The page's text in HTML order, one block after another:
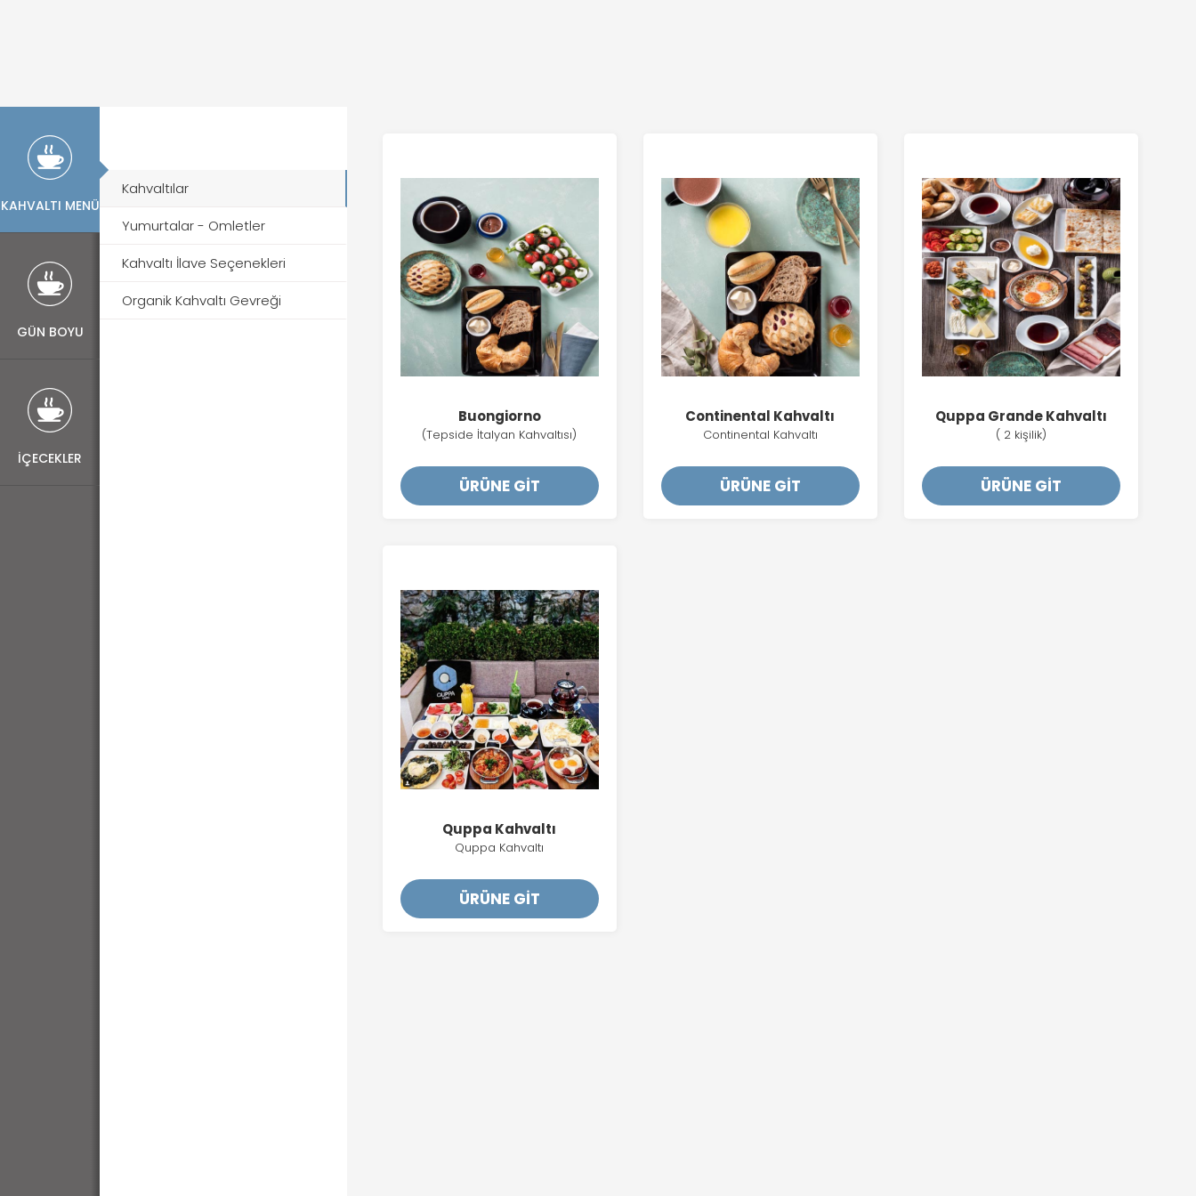
KAHVALTI MENÜ
Kahvaltılar
Yumurtalar - Omletler
Kahvaltı İlave Seçenekleri
Organik Kahvaltı Gevreği
GÜN BOYU
İÇECEKLER
Buongiorno
(Tepside İtalyan Kahvaltısı)
ÜRÜNE GİT
Continental Kahvaltı
Continental Kahvaltı
ÜRÜNE GİT
Quppa Grande Kahvaltı
( 2 kişilik)
ÜRÜNE GİT
Quppa Kahvaltı
Quppa Kahvaltı
ÜRÜNE GİT